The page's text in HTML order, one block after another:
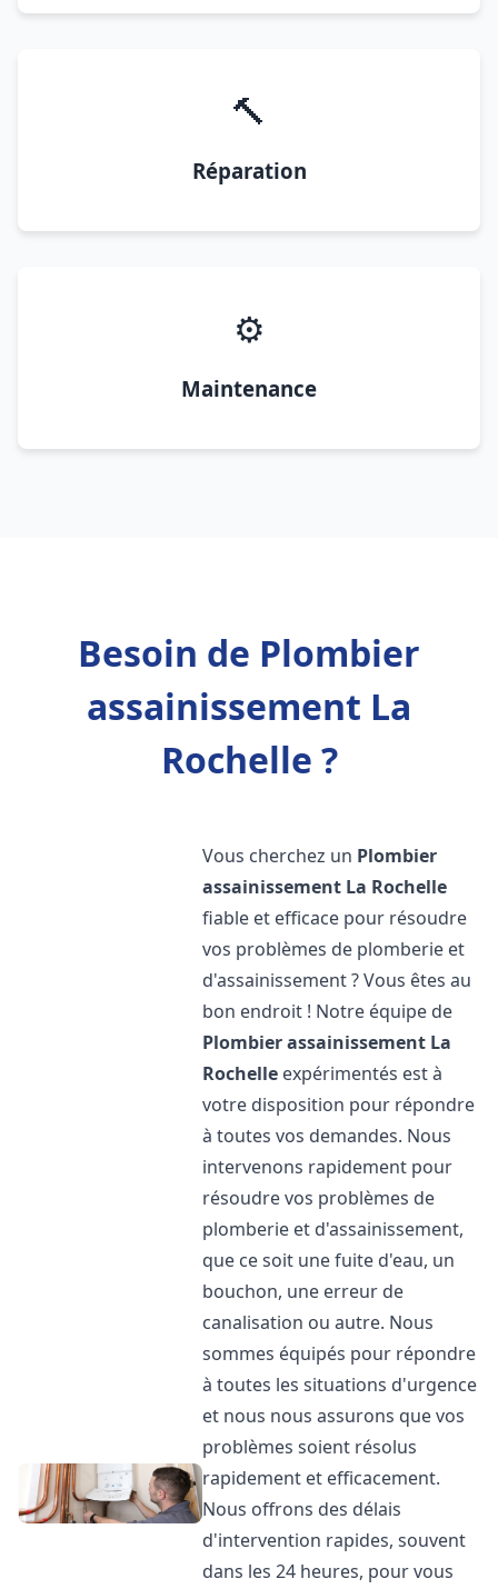
🔨
Réparation
⚙️
Maintenance
Besoin de Plombier
assainissement La
Rochelle ?
Vous cherchez un Plombier
assainissement La Rochelle
fiable et efficace pour résoudre
vos problèmes de plomberie et
d'assainissement ? Vous êtes au
bon endroit ! Notre équipe de
Plombier assainissement La
Rochelle expérimentés est à
votre disposition pour répondre
à toutes vos demandes. Nous
intervenons rapidement pour
résoudre vos problèmes de
plomberie et d'assainissement,
que ce soit une fuite d'eau, un
bouchon, une erreur de
canalisation ou autre. Nous
sommes équipés pour répondre
à toutes les situations d'urgence
et nous nous assurons que vos
problèmes soient résolus
rapidement et efficacement.
Nous offrons des délais
d'intervention rapides, souvent
dans les 24 heures, pour vous